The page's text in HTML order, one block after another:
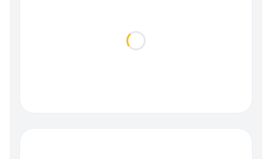
Loading...